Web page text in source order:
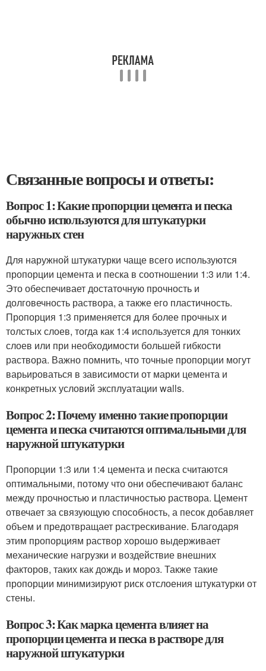
Связанные вопросы и ответы:
Вопрос 1: Какие пропорции цемента и песка
обычно используются для штукатурки
наружных стен
Для наружной штукатурки чаще всего используются
пропорции цемента и песка в соотношении 1:3 или 1:4.
Это обеспечивает достаточную прочность и
долговечность раствора, а также его пластичность.
Пропорция 1:3 применяется для более прочных и
толстых слоев, тогда как 1:4 используется для тонких
слоев или при необходимости большей гибкости
раствора. Важно помнить, что точные пропорции могут
варьироваться в зависимости от марки цемента и
конкретных условий эксплуатации walls.
Вопрос 2: Почему именно такие пропорции
цемента и песка считаются оптимальными для
наружной штукатурки
Пропорции 1:3 или 1:4 цемента и песка считаются
оптимальными, потому что они обеспечивают баланс
между прочностью и пластичностью раствора. Цемент
отвечает за связующую способность, а песок добавляет
объем и предотвращает растрескивание. Благодаря
этим пропорциям раствор хорошо выдерживает
механические нагрузки и воздействие внешних
факторов, таких как дождь и мороз. Также такие
пропорции минимизируют риск отслоения штукатурки от
стены.
Вопрос 3: Как марка цемента влияет на
пропорции цемента и песка в растворе для
наружной штукатурки